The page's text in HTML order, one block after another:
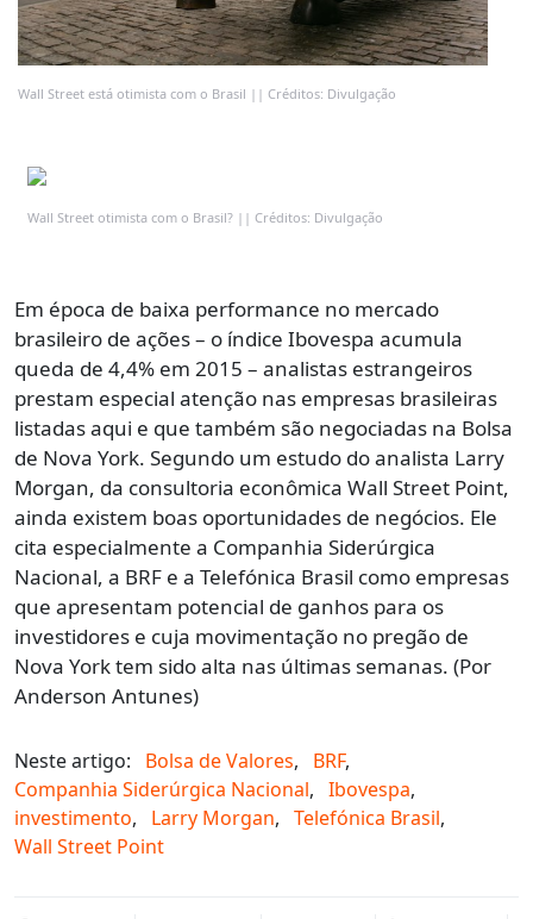
Wall Street está otimista com o Brasil || Créditos: Divulgação
Wall Street otimista com o Brasil? || Créditos: Divulgação
Em época de baixa performance no mercado
brasileiro de ações – o índice Ibovespa acumula
queda de 4,4% em 2015 – analistas estrangeiros
prestam especial atenção nas empresas brasileiras
listadas aqui e que também são negociadas na Bolsa
de Nova York. Segundo um estudo do analista Larry
Morgan, da consultoria econômica Wall Street Point,
ainda existem boas oportunidades de negócios. Ele
cita especialmente a Companhia Siderúrgica
Nacional, a BRF e a Telefónica Brasil como empresas
que apresentam potencial de ganhos para os
investidores e cuja movimentação no pregão de
Nova York tem sido alta nas últimas semanas. (Por
Anderson Antunes)
Neste artigo: Bolsa de Valores, BRF,
Companhia Siderúrgica Nacional, Ibovespa,
investimento, Larry Morgan, Telefónica Brasil,
Wall Street Point